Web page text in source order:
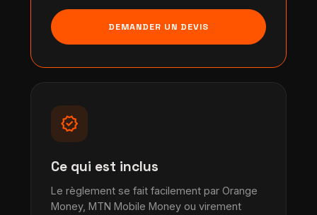
DEMANDER UN DEVIS
verified
Ce qui est inclus
Le règlement se fait facilement par Orange
Money, MTN Mobile Money ou virement